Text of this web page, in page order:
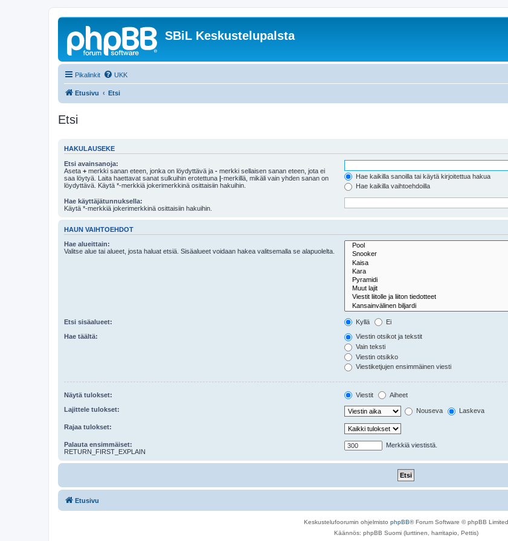
SBiL Keskustelupalsta
Pikalinkit UKK
Etusivu Etsi
Etsi
HAKULAUSEKE
Etsi avainsanoja:
Aseta + merkki sanan eteen, jonka on löydyttävä ja - merkki sellaisen sanan eteen, jota ei
saa löytyä. Laita haettavat sanat sulkuihin erotettuna |-merkillä, mikäli vain yhden sanan on
löydyttävä. Käytä *-merkkiä jokerimerkkinä osittaisiin hakuihin.
Hae kaikilla sanoilla tai käytä kirjoitettua hakua
Hae kaikilla vaihtoehdoilla
Hae käyttäjätunnuksella:
Käytä *-merkkiä jokerimerkkinä osittaisiin hakuihin.
HAUN VAIHTOEHDOT
Hae alueittain:
Valitse alue tai alueet, josta haluat etsiä. Sisäalueet voidaan hakea valitsemalla se alapuolelta.
Etsi sisäalueet: Kyllä Ei
Hae täältä:
Viestin otsikot ja tekstit
Vain teksti
Viestin otsikko
Viestiketjujen ensimmäinen viesti
Näytä tulokset: Viestit Aiheet
Lajittele tulokset: Nouseva Laskeva
Rajaa tulokset:
Palauta ensimmäiset:
RETURN_FIRST_EXPLAIN
Merkkiä viestistä.
Etusivu
Keskustelufoorumin ohjelmisto phpBB® Forum Software © phpBB Limited
Käännös: phpBB Suomi (lurttinen, harritapio, Pettis)